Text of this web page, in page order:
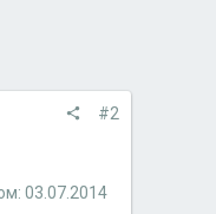
#2
03.07.2014